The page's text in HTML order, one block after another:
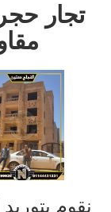
تجار
نقوم